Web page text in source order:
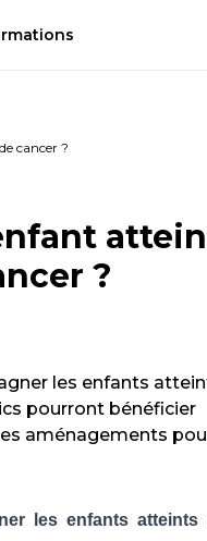
cancer ?
?
les enfants
pourront bénéficier
aménagements
les enfants atteints